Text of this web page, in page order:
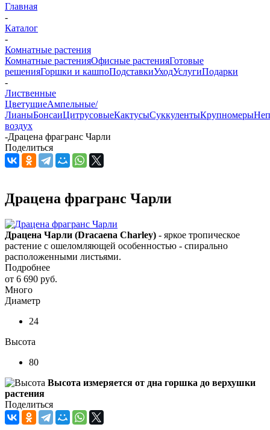
Главная
-
Каталог
-
Комнатные растения
Комнатные растенияОфисные растенияГотовые
решенияГоршки и кашпоПодставкиУходУслугиПодарки
-
Лиственные
ЦветущиеАмпельные/
ЛианыБонсаиЦитрусовыеКактусыСуккулентыКрупномеры
воздух
-Драцена фрагранс Чарли
Поделиться
Драцена фрагранс Чарли
Драцена Чарли (Dracaena Charley) - яркое тропическое
растение с ошеломляющей особенностью - спирально
расположенными листьями.
Подробнее
от 6 690 руб.
Много
Диаметр
24
Высота
80
Высота измеряется от дна горшка до верхушки
растения
Поделиться